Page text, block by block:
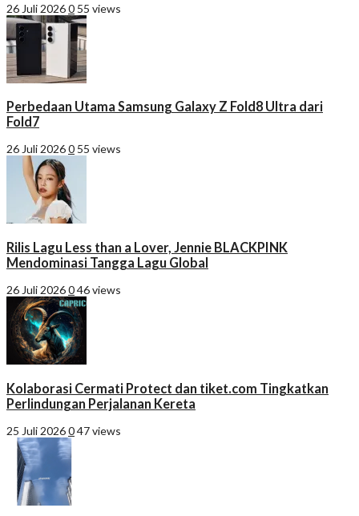
26 Juli 20260 55 views
Perbedaan Utama Samsung Galaxy Z Fold8 Ultra dari
Fold7
26 Juli 20260 55 views
Rilis Lagu Less than a Lover, Jennie BLACKPINK
Mendominasi Tangga Lagu Global
26 Juli 2026046 views
Kolaborasi Cermati Protect dan tiket.com Tingkatkan
Perlindungan Perjalanan Kereta
25 Juli 2026047 views